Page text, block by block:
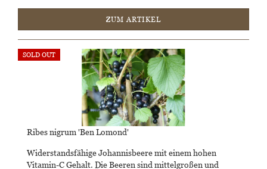
ZUM ARTIKEL
SOLD OUT
Ribes nigrum 'Ben Lomond'
Widerstandsfähige Johannisbeere mit einem hohen
Vitamin-C Gehalt. Die Beeren sind mittelgroßen und